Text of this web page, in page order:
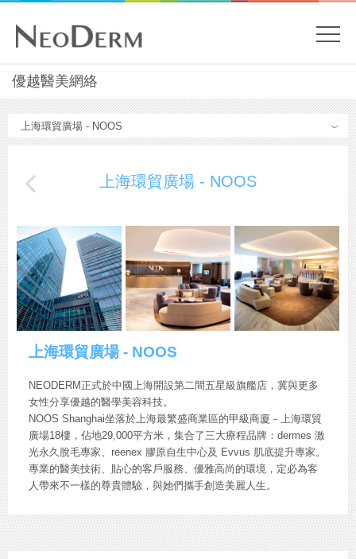
開
關
目
錄
容
始
優越醫美網絡
Menu
上海環貿廣場 - NOOS
上海環貿廣場 - NOOS
NEODERM正式於中國上海開設第二間五星級旗艦店，冀與更多
女性分享優越的醫學美容科技。
NOOS Shanghai坐落於上海最繁盛商業區的甲級商廈－上海環貿
廣場18樓，佔地29,000平方米，集合了三大療程品牌：dermes 激
光永久脫毛專家、reenex 膠原自生中心及 Evvus 肌底提升專家。
專業的醫美技術、貼心的客戶服務、優雅高尚的環境，定必為客
人帶來不一樣的尊貴體驗，與她們攜手創造美麗人生。